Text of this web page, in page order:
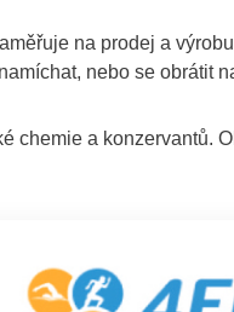
na prodej a
nebo se obrátit
chemie a konzervantů.